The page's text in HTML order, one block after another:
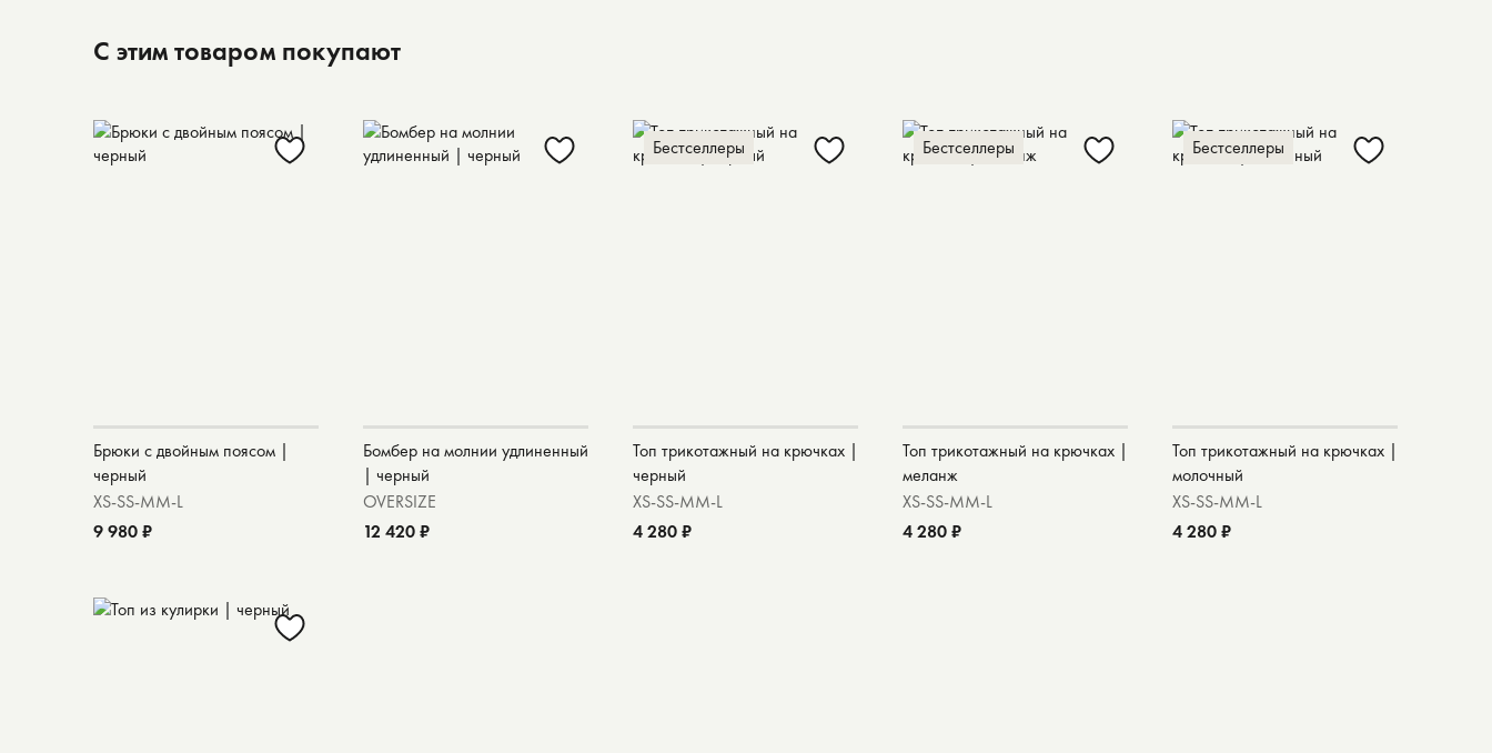
С этим товаром покупают
Брюки с двойным поясом |
черный
XS-SS-MM-L
9 980 ₽
Бомбер на молнии​ удлиненный
| черный
OVERSIZE
12 420 ₽
Бестселлеры
Топ трикотажный на крючках |
черный
XS-SS-MM-L
4 280 ₽
Бестселлеры
Топ трикотажный на крючках |
меланж
XS-SS-MM-L
4 280 ₽
Бестселлеры
Топ трикотажный на крючках |
молочный
XS-SS-MM-L
4 280 ₽